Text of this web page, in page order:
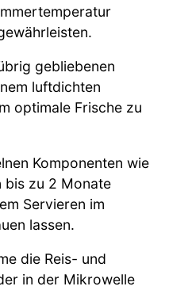
gebliebenen
luftdichten
optimale Frische zu
Komponenten wie
bis zu 2 Monate
Servieren im
lassen.
die Reis- und
in der Mikrowelle